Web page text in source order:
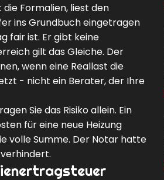
Formalien, liest den
ins Grundbuch eingetragen
fair ist. Er gibt keine
gilt das Gleiche. Der
wenn eine Reallast die
- nicht ein Berater, der Ihre
Sie das Risiko allein. Ein
für eine neue Heizung
volle Summe. Der Notar hatte